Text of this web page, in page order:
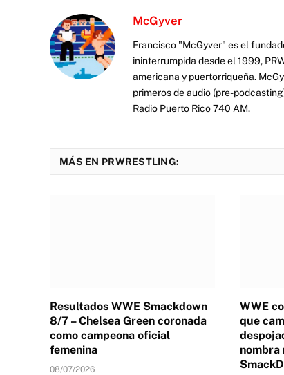
McGyver
Francisco "McGyver" es el
ininterrumpida desde el 1999,
americana y puertorriqueña.
primeros de audio (pre-
Radio Puerto Rico 740 AM.
MÁS EN PRWRESTLING:
Resultados WWE Smackdown
8/7 – Chelsea Green coronada
como campeona oficial
femenina
08/07/2026
WWE
que
nombra